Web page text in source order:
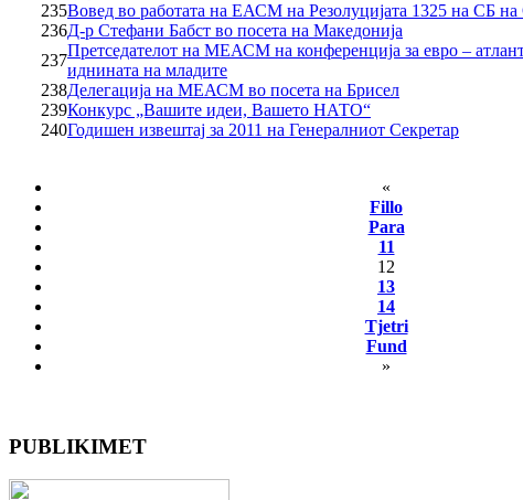
235Вовед во работата на ЕАСМ на Резолуцијата 1325 на СБ
236Д-р Стефани Бабст во посета на Македонија
237
Претседателот на МЕАСМ на конференција за евро –
иднината на младите
238Делегација на МЕАСМ во посета на Брисел
239Конкурс „Вашите идеи, Вашето НАТО“
240Годишен извештај за 2011 на Генералниот Секретар
«
Fillo
Para
11
12
13
14
Tjetri
Fund
»
PUBLIKIMET